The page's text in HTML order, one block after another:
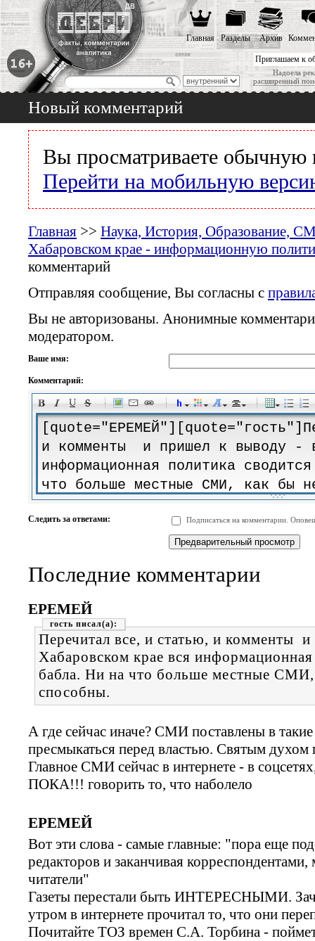
Приглашаем к
Надоела
расширенный
Главная Разделы Архив
Новый комментарий
Вы просматриваете обычную
Перейти на мобильную
Главная >> Наука, История, Образование,
Хабаровском крае - информационную
комментарий
Отправляя сообщение, Вы согласны с
Вы не авторизованы. Анонимные
модератором.
Ваше имя:
Комментарий:
-
-
-
-
-
-
-
-
-
-
-
-
-
-
-
-
-
-
-
-
-
-
-
Следить за ответами: Подписаться на комментарии.
Последние комментарии
ЕРЕМЕЙ
гость
Перечитал все, и статью, и комменты
Хабаровском крае вся
бабла. Ни на что больше местные
способны.
А где сейчас иначе? СМИ поставлены в
пресмыкаться перед властью. Святым духом
Главное СМИ сейчас в интернете - в
ПОКА!!! говорить то, что наболело
ЕРЕМЕЙ
Вот эти слова - самые главные: "пора еще
редакторов и заканчивая
читатели"
Газеты перестали быть ИНТЕРЕСНЫМИ.
утром в интернете прочитал то, что они
Почитайте ТОЗ времен С.А. Торбина -